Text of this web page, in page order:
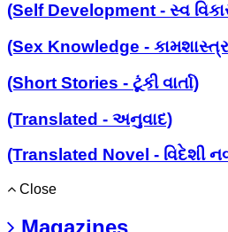
(Self Development - સ્વ
(Sex Knowledge -
(Short Stories - ટૂંકી વાર્તા)
(Translated - અનુવાદ)
(Translated Novel - વિદેશી
Close
Magazines